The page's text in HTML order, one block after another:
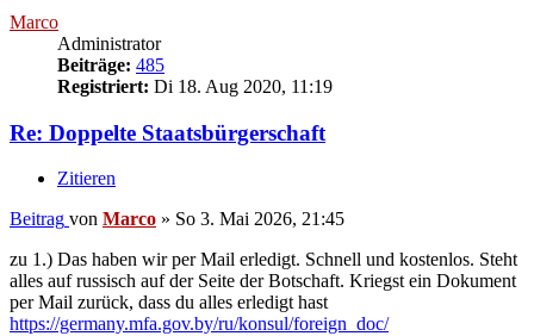
Marco
Administrator
Beiträge: 485
Registriert: Di 18. Aug 2020, 11:19
Re: Doppelte Staatsbürgerschaft
Zitieren
Beitrag von Marco » So 3. Mai 2026, 21:45
zu 1.) Das haben wir per Mail erledigt. Schnell und kostenlos. Steht
alles auf russisch auf der Seite der Botschaft. Kriegst ein Dokument
per Mail zurück, dass du alles erledigt hast
https://germany.mfa.gov.by/ru/konsul/foreign_doc/